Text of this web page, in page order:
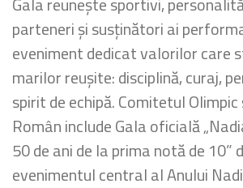
parteneri și susținători ai
eveniment dedicat valorilor care
marilor reușite: disciplină, curaj,
spirit de echipă. Comitetul
Român include Gala oficială
50 de ani de la prima notă de 10”
evenimentul central al Anului